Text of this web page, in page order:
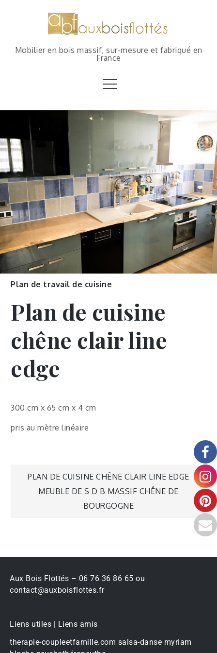
Mobilier en bois massif, sur-mesure et fabriqué en
France
Plan de travail de cuisine
Plan de cuisine
chêne clair line
edge
300 cm x 65 cm x 4 cm
pris au mètre linéaire
PLAN DE CUISINE CHÊNE CLAIR LINE EDGE
MEUBLE DE S D B MASSIF CHÊNE DE
BOURGOGNE
Aux Bois Flottés – 06 76 36 86 65 ou
contact@auxboisflottes.fr
Liens utiles | Liens amis
therapie-coupleetfamille.com salsa-danse myriam